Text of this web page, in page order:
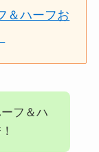
＆ハーフお
フ＆ハ